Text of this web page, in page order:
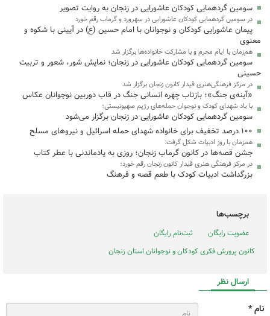
سومین گردهمایی کودکان عاشورایی در زنجان به روایت تصویر
در سومین گردهمایی کودکان عاشورایی در سهرورد و گرماب رقم خورد
پیمان عاشورایی کودکان و نوجوانان با امام حسین (ع) در آیینی با شکوه و
معنوی
هم‌زمان با ایام محرم و با مشارکت خانواده‌ها برگزار شد
سومین گردهمایی کودکان عاشورایی در زنجان؛ نمایش شور، شعور و تربیت
حسینی
در مرکز فرهنگی‌هنری قیدار کانون زنجان برگزار شد
«آینه‌ی جنگ»؛ بازتاب چهره انسانی جنگ در قاب دوربین نوجوانان عکاس
با یاد شهدای کودک و نوجوان حمله‌های رژیم صهیونیستی؛
سومین گردهمایی کودکان عاشورایی در زنجان برگزار می‌شود
۱۰۰ درصد تخفیف برای خانواده شهدای حمله اسرائیل و نیروهای مسلح
همزمان با روز ادبیات شکل گرفت:
جشن قصه‌ها در کانون گرماب زنجان؛ روزی به یادماندنی با عطر کتاب
در مرکز فرهنگی هنری قیدار کانون زنجان رقم خورد؛
بزرگداشت ادبیات کودک با طعم قصه و فرهنگ
برچسب‌ها
عضویت رایگان
ثبت‌نام رایگان
کانون پرورش فکری کودکان و نوجوانان استان زنجان
ارسال نظر
نام *